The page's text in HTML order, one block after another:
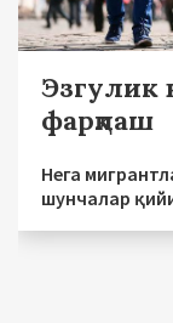
Эзгулик
фарқлаш
Нега
шунчалар